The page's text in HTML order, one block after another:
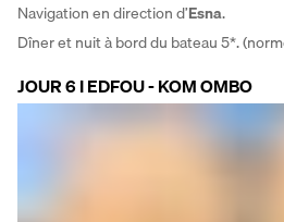
Navigation en direction d’Esna.
Dîner et nuit à bord du bateau 5*.
JOUR 6 I EDFOU - KOM OMBO